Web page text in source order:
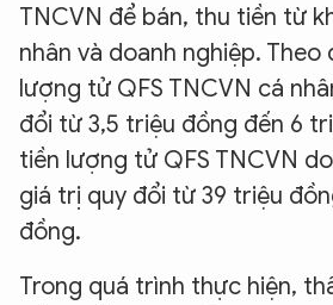
TNCVN để bán, thu tiền từ
nhân và doanh nghiệp. Theo
lượng tử QFS TNCVN cá
đổi từ 3,5 triệu đồng đến 6
tiền lượng tử QFS TNCVN
giá trị quy đổi từ 39 triệu
đồng.
Trong quá trình thực hiện,